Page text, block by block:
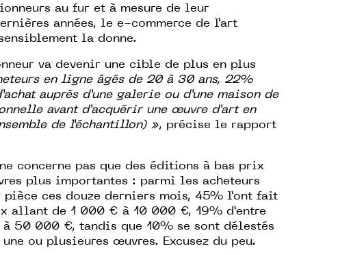
au fur et à mesure de leur
années, le e-commerce de l’art
la donne.
va devenir une cible de plus en plus
en ligne âgés de 20 à 30 ans, 22%
auprès d’une galerie ou d’une maison de
avant d’acquérir une œuvre d’art en
de l’échantillon) », précise le rapport
concerne pas que des éditions à bas prix
plus importantes : parmi les acheteurs
pièce ces douze derniers mois, 45% l’ont fait
allant de 1 000 € à 10 000 €, 19% d’entre
50 000 €, tandis que 10% se sont délestés
ou plusieures œuvres. Excusez du peu.